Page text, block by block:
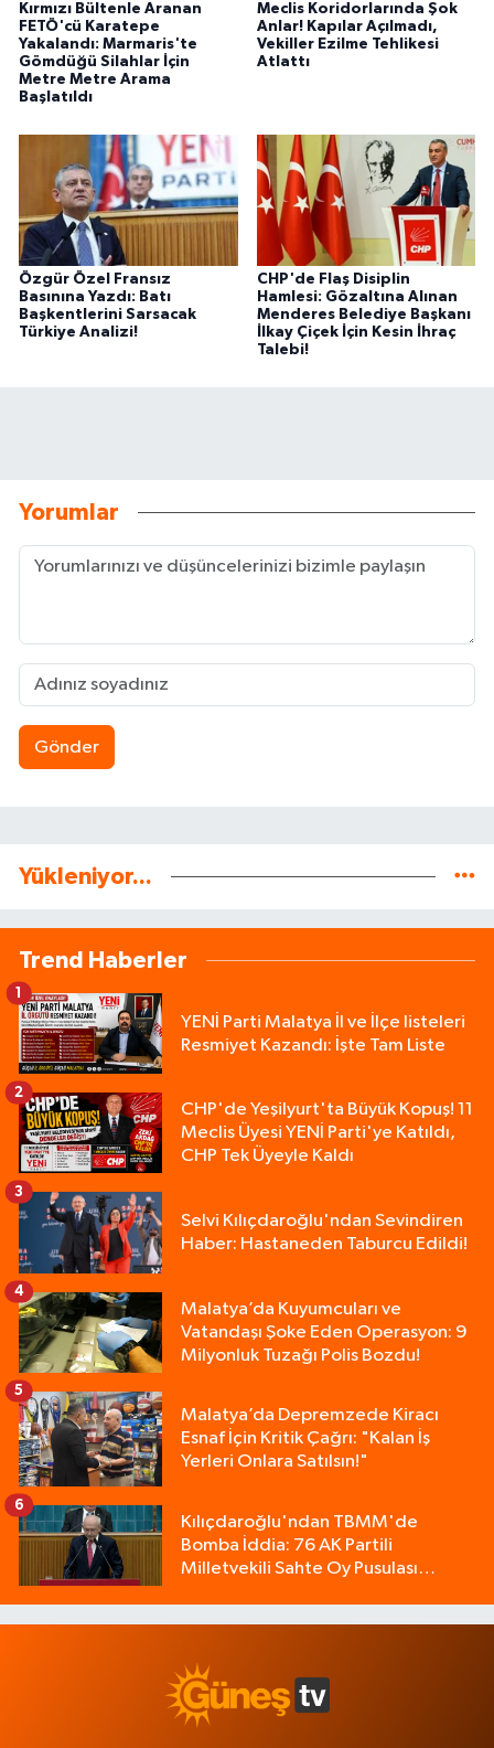
Kırmızı Bültenle Aranan
FETÖ'cü Karatepe
Yakalandı: Marmaris'te
Gömdüğü Silahlar İçin
Metre Metre Arama
Başlatıldı
Meclis Koridorlarında Şok
Anlar! Kapılar Açılmadı,
Vekiller Ezilme Tehlikesi
Atlattı
Özgür Özel Fransız
Basınına Yazdı: Batı
Başkentlerini Sarsacak
Türkiye Analizi!
CHP'de Flaş Disiplin
Hamlesi: Gözaltına Alınan
Menderes Belediye Başkanı
İlkay Çiçek İçin Kesin İhraç
Talebi!
Yorumlar
Gönder
Yükleniyor...
Trend Haberler
YENİ Parti Malatya İl ve İlçe listeleri
Resmiyet Kazandı: İşte Tam Liste
1
CHP'de Yeşilyurt'ta Büyük Kopuş! 11
Meclis Üyesi YENİ Parti'ye Katıldı,
CHP Tek Üyeyle Kaldı
2
Selvi Kılıçdaroğlu'ndan Sevindiren
Haber: Hastaneden Taburcu Edildi!
3
Malatya’da Kuyumcuları ve
Vatandaşı Şoke Eden Operasyon: 9
Milyonluk Tuzağı Polis Bozdu!
4
Malatya’da Depremzede Kiracı
Esnaf İçin Kritik Çağrı: "Kalan İş
Yerleri Onlara Satılsın!"
5
Kılıçdaroğlu'ndan TBMM'de
Bomba İddia: 76 AK Partili
Milletvekili Sahte Oy Pusulası
6